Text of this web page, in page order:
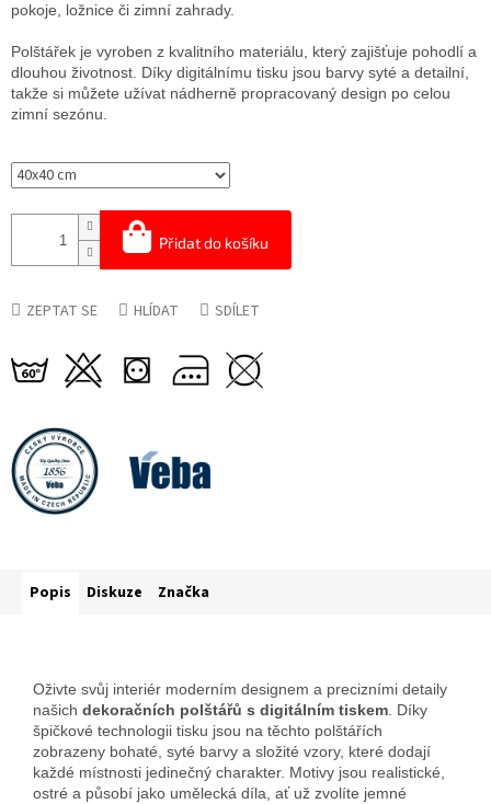
Přidat do košíku
pokoje, ložnice či zimní zahrady.
Polštářek je vyroben z kvalitního materiálu, který zajišťuje pohodlí a
dlouhou životnost. Díky digitálnímu tisku jsou barvy syté a detailní,
takže si můžete užívat nádherně propracovaný design po celou
zimní sezónu.
ZEPTAT SE HLÍDAT SDÍLET
Popis Diskuze Značka
Oživte svůj interiér moderním designem a precizními detaily
našich dekoračních polštářů s digitálním tiskem. Díky
špičkové technologii tisku jsou na těchto polštářích
zobrazeny bohaté, syté barvy a složité vzory, které dodají
každé místnosti jedinečný charakter. Motivy jsou realistické,
ostré a působí jako umělecká díla, ať už zvolíte jemné